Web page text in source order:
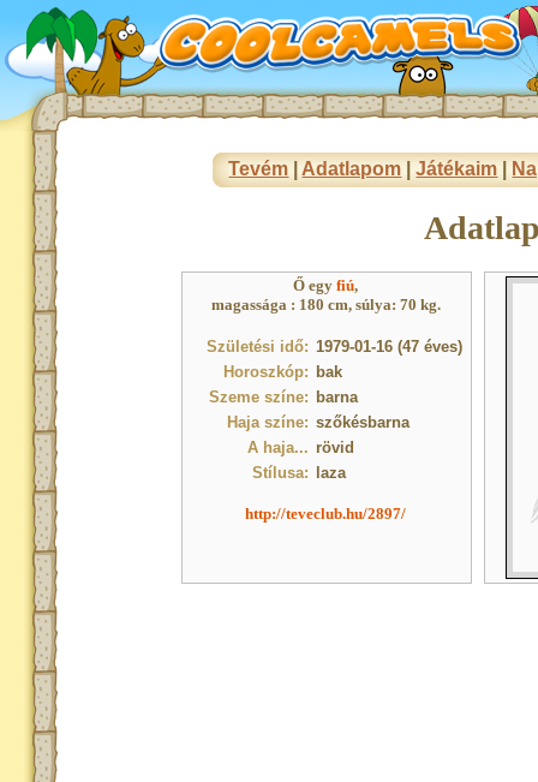
Tevém Adatlapom |Játékaim
Ő egyfiú,
magassága : 180 cm, súlya: 70 kg.
Születési idő: 1979-01-16 (47 éves)
Horoszkóp: bak
Szeme színe: barna
Haja színe: szőkésbarna
A haja... rövid
Stílusa:
laza
http://teveclub.hu/2897/